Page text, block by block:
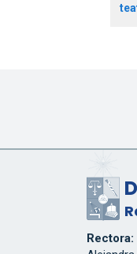
Rectora: